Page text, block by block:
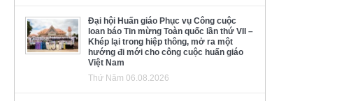
Đại hội Huấn giáo Phục vụ Công cuộc
loan báo Tin mừng Toàn quốc lần thứ VII –
Khép lại trong hiệp thông, mở ra một
hướng đi mới cho công cuộc huấn giáo
Việt Nam
Thứ Năm 06.08.2026